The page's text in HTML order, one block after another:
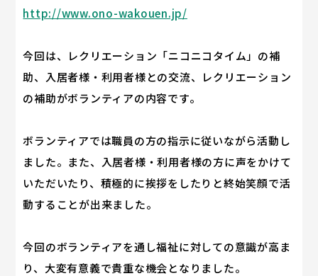
http://www.ono-wakouen.jp/
今回は、レクリエーション「ニコニコタイム」の補
助、入居者様・利用者様との交流、レクリエーション
の補助がボランティアの内容です。
ボランティアでは職員の方の指示に従いながら活動し
ました。また、入居者様・利用者様の方に声をかけて
いただいたり、積極的に挨拶をしたりと終始笑顔で活
動することが出来ました。
今回のボランティアを通し福祉に対しての意識が高ま
り、大変有意義で貴重な機会となりました。